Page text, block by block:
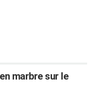
marbre sur le